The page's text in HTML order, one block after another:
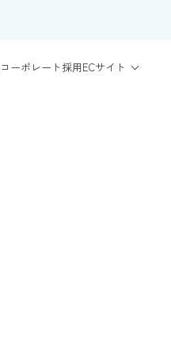
コーポレート採用ECサイト